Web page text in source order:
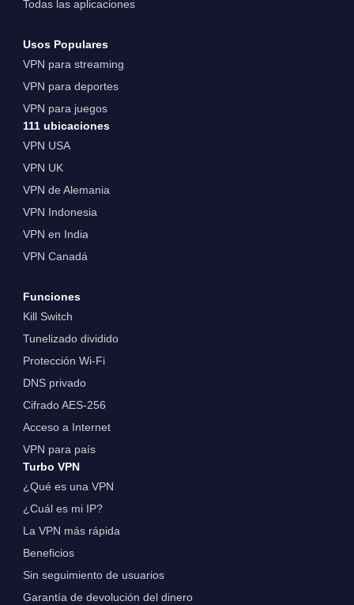
Todas las aplicaciones
Usos Populares
VPN para streaming
VPN para deportes
VPN para juegos
111 ubicaciones
VPN USA
VPN UK
VPN de Alemania
VPN Indonesia
VPN en India
VPN Canadá
Funciones
Kill Switch
Tunelizado dividido
Protección Wi-Fi
DNS privado
Cifrado AES-256
Acceso a Internet
VPN para país
Turbo VPN
¿Qué es una VPN
¿Cuál es mi IP?
La VPN más rápida
Beneficios
Sin seguimiento de usuarios
Garantía de devolución del dinero